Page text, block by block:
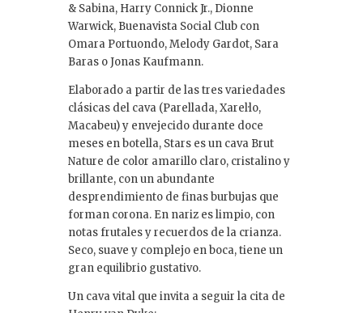
& Sabina, Harry Connick Jr., Dionne
Warwick, Buenavista Social Club con
Omara Portuondo, Melody Gardot, Sara
Baras o Jonas Kaufmann.
Elaborado a partir de las tres variedades
clásicas del cava (Parellada, Xarel·lo,
Macabeu) y envejecido durante doce
meses en botella, Stars es un cava Brut
Nature de color amarillo claro, cristalino y
brillante, con un abundante
desprendimiento de finas burbujas que
forman corona. En nariz es limpio, con
notas frutales y recuerdos de la crianza.
Seco, suave y complejo en boca, tiene un
gran equilibrio gustativo.
Un cava vital que invita a seguir la cita de